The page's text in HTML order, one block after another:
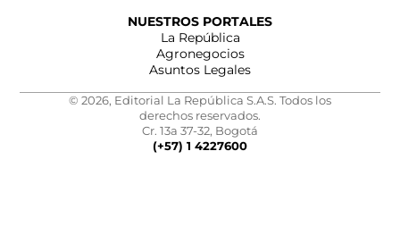
NUESTROS PORTALES
La República
Agronegocios
Asuntos Legales
© 2026, Editorial La República S.A.S. Todos los
derechos reservados.
Cr. 13a 37-32, Bogotá
(+57) 1 4227600